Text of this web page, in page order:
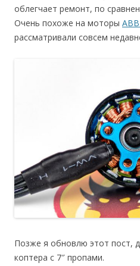
облегчает ремонт, по
Очень похоже на моторы
рассматривали совсем
Позже я обновлю этот пост,
коптера с 7″ пропами.